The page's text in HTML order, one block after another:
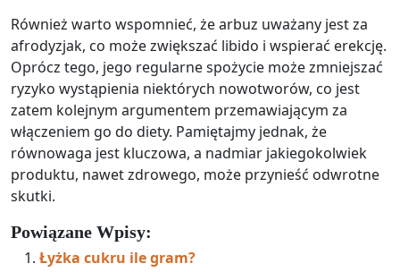
Również warto wspomnieć, że arbuz uważany jest za
afrodyzjak, co może zwiększać libido i wspierać erekcję.
Oprócz tego, jego regularne spożycie może zmniejszać
ryzyko wystąpienia niektórych nowotworów, co jest
zatem kolejnym argumentem przemawiającym za
włączeniem go do diety. Pamiętajmy jednak, że
równowaga jest kluczowa, a nadmiar jakiegokolwiek
produktu, nawet zdrowego, może przynieść odwrotne
skutki.
Powiązane Wpisy:
Łyżka cukru ile gram?